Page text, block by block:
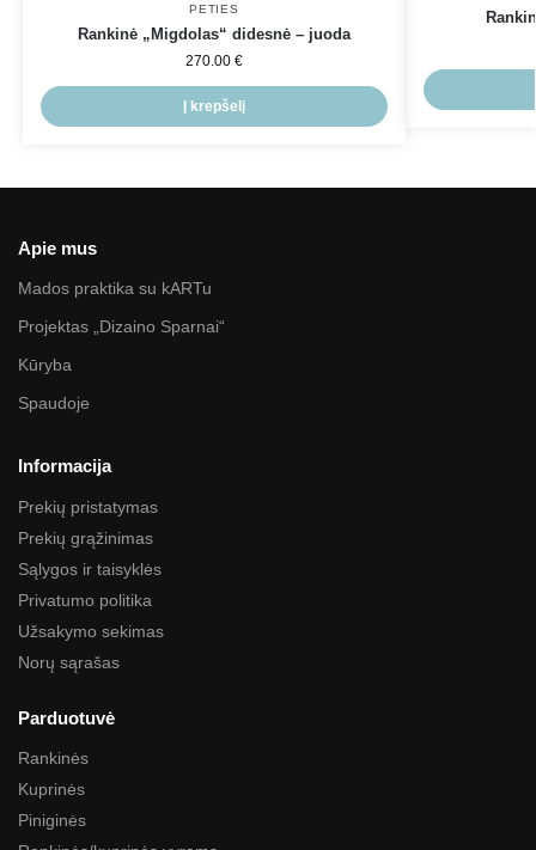
PETIES
Rankinė „Migdolas“ didesnė – juoda
270.00 €
Į krepšelį
Apie mus
Mados praktika su kARTu
Projektas „Dizaino Sparnai“
Kūryba
Spaudoje
Informacija
Prekių pristatymas
Prekių grąžinimas
Sąlygos ir taisyklės
Privatumo politika
Užsakymo sekimas
Norų sąrašas
Parduotuvė
Rankinės
Kuprinės
Piniginės